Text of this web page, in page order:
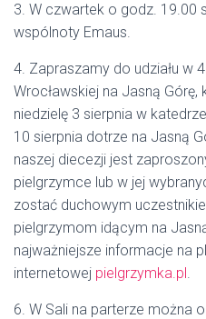
3. W czwartek o godz. 19.00
wspólnoty Emaus.
4. Zapraszamy do udziału w
Wrocławskiej na Jasną
niedzielę 3 sierpnia w
10 sierpnia dotrze na Jasną
naszej diecezji jest
pielgrzymce lub w jej
zostać duchowym
pielgrzymom idącym na
najważniejsze informacje na
internetowej pielgrzymka.pl.
6. W Sali na parterze można